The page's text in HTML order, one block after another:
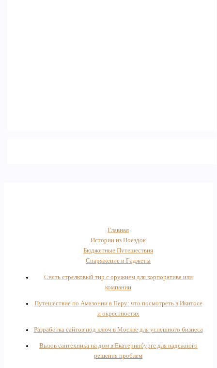
Главная
Истории из Поездок
Бюджетные Путешествия
Снаряжение и Гаджеты
Снять стрелковый тир с оружием для корпоратива или
компании
Путешествие по Амазонии в Перу: что посмотреть в Икитосе
и окрестностях
Разработка сайтов под ключ в Москве для успешного бизнеса
Вызов сантехника на дом в Екатеринбурге для надежного
решения проблем